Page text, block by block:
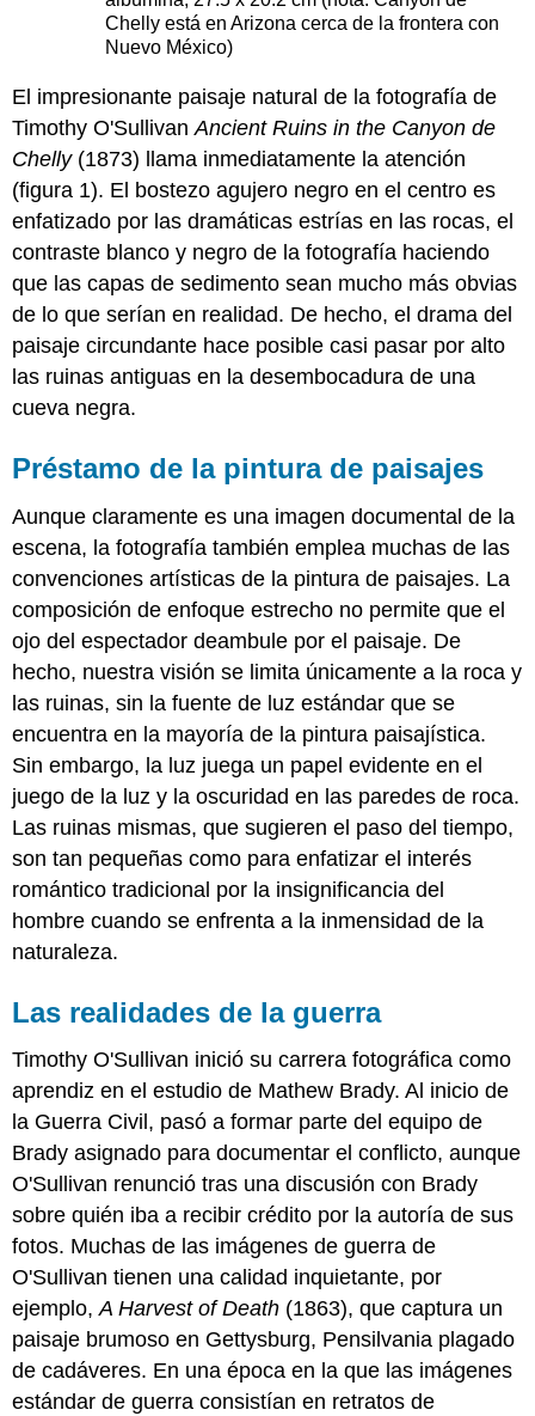
Chelly está en Arizona cerca de la frontera con
Nuevo México)
El impresionante paisaje natural de la fotografía de
Timothy O'SullivanAncient Ruins in the Canyon de
Chelly(1873) llama inmediatamente la atención
(figura 1). El bostezo agujero negro en el centro es
enfatizado por las dramáticas estrías en las rocas, el
contraste blanco y negro de la fotografía haciendo
que las capas de sedimento sean mucho más obvias
de lo que serían en realidad. De hecho, el drama del
paisaje circundante hace posible casi pasar por alto
las ruinas antiguas en la desembocadura de una
cueva negra.
Préstamo de la pintura de paisajes
Aunque claramente es una imagen documental de la
escena, la fotografía también emplea muchas de las
convenciones artísticas de la pintura de paisajes. La
composición de enfoque estrecho no permite que el
ojo del espectador deambule por el paisaje. De
hecho, nuestra visión se limita únicamente a la roca y
las ruinas, sin la fuente de luz estándar que se
encuentra en la mayoría de la pintura paisajística.
Sin embargo, la luz juega un papel evidente en el
juego de la luz y la oscuridad en las paredes de roca.
Las ruinas mismas, que sugieren el paso del tiempo,
son tan pequeñas como para enfatizar el interés
romántico tradicional por la insignificancia del
hombre cuando se enfrenta a la inmensidad de la
naturaleza.
Las realidades de la guerra
Timothy O'Sullivan inició su carrera fotográfica como
aprendiz en el estudio de Mathew Brady. Al inicio de
la Guerra Civil, pasó a formar parte del equipo de
Brady asignado para documentar el conflicto, aunque
O'Sullivan renunció tras una discusión con Brady
sobre quién iba a recibir crédito por la autoría de sus
fotos. Muchas de las imágenes de guerra de
O'Sullivan tienen una calidad inquietante, por
ejemplo,A Harvest of Death (1863), que captura un
paisaje brumoso en Gettysburg, Pensilvania plagado
de cadáveres. En una época en la que las imágenes
estándar de guerra consistían en retratos de